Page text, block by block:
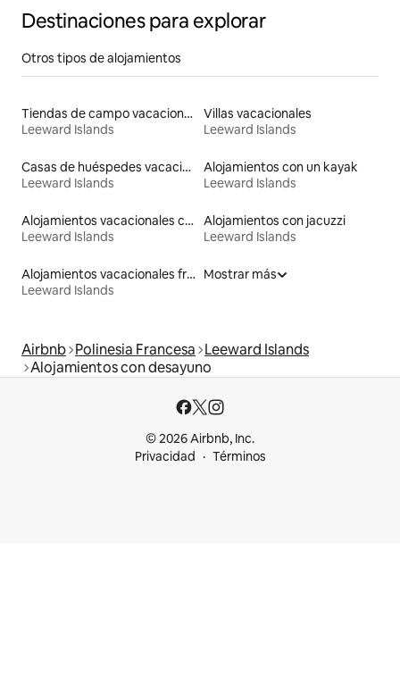
Destinaciones para explorar
Otros tipos de alojamientos
Tiendas de campo vacacionales
Leeward Islands
Villas vacacionales
Leeward Islands
Casas de huéspedes vacacionales
Leeward Islands
Alojamientos con un kayak
Leeward Islands
Alojamientos vacacionales con piscina
Leeward Islands
Alojamientos con jacuzzi
Leeward Islands
Alojamientos vacacionales frente a la playa
Leeward Islands
Mostrar más
Airbnb Polinesia Francesa Leeward Islands
Alojamientos con desayuno
© 2026 Airbnb, Inc.
Privacidad
Términos